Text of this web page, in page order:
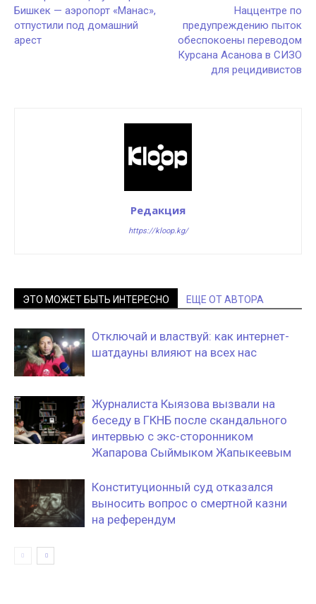
Бишкек — аэропорт «Манас»,
отпустили под домашний
арест
Наццентре по
предупреждению пыток
обеспокоены переводом
Курсана Асанова в СИЗО
для рецидивистов
Редакция
https://kloop.kg/
ЭТО МОЖЕТ БЫТЬ ИНТЕРЕСНО ЕЩЕ ОТ АВТОРА
Отключай и властвуй: как интернет-
шатдауны влияют на всех нас
Журналиста Кыязова вызвали на
беседу в ГКНБ после скандального
интервью с экс-сторонником
Жапарова Сыймыком Жапыкеевым
Конституционный суд отказался
выносить вопрос о смертной казни
на референдум